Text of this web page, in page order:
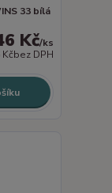
33 bílá
Kč/ks
bez DPH